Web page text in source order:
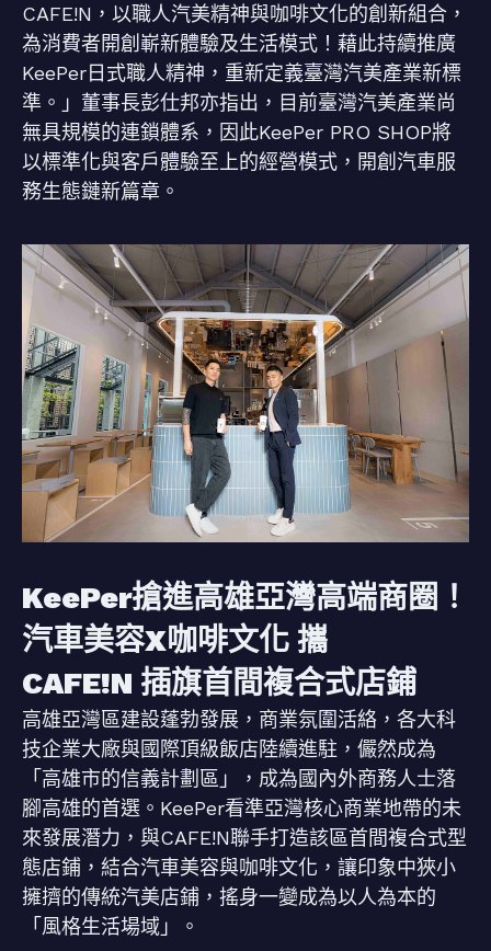
CAFE!N，以職人汽美精神與咖啡文化的創新組合，
為消費者開創嶄新體驗及生活模式！藉此持續推廣
KeePer日式職人精神，重新定義臺灣汽美產業新標
準。」董事長彭仕邦亦指出，目前臺灣汽美產業尚
無具規模的連鎖體系，因此KeePer PRO SHOP將
以標準化與客戶體驗至上的經營模式，開創汽車服
務生態鏈新篇章。
KeePer搶進高雄亞灣高端商圈！
汽車美容X咖啡文化 攜
CAFE!N 插旗首間複合式店鋪
高雄亞灣區建設蓬勃發展，商業氛圍活絡，各大科
技企業大廠與國際頂級飯店陸續進駐，儼然成為
「高雄市的信義計劃區」，成為國內外商務人士落
腳高雄的首選。KeePer看準亞灣核心商業地帶的未
來發展潛力，與CAFE!N聯手打造該區首間複合式型
態店鋪，結合汽車美容與咖啡文化，讓印象中狹小
擁擠的傳統汽美店鋪，搖身一變成為以人為本的
「風格生活場域」。